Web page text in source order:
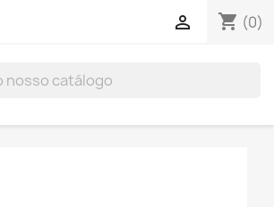
shopping_cart (0)
